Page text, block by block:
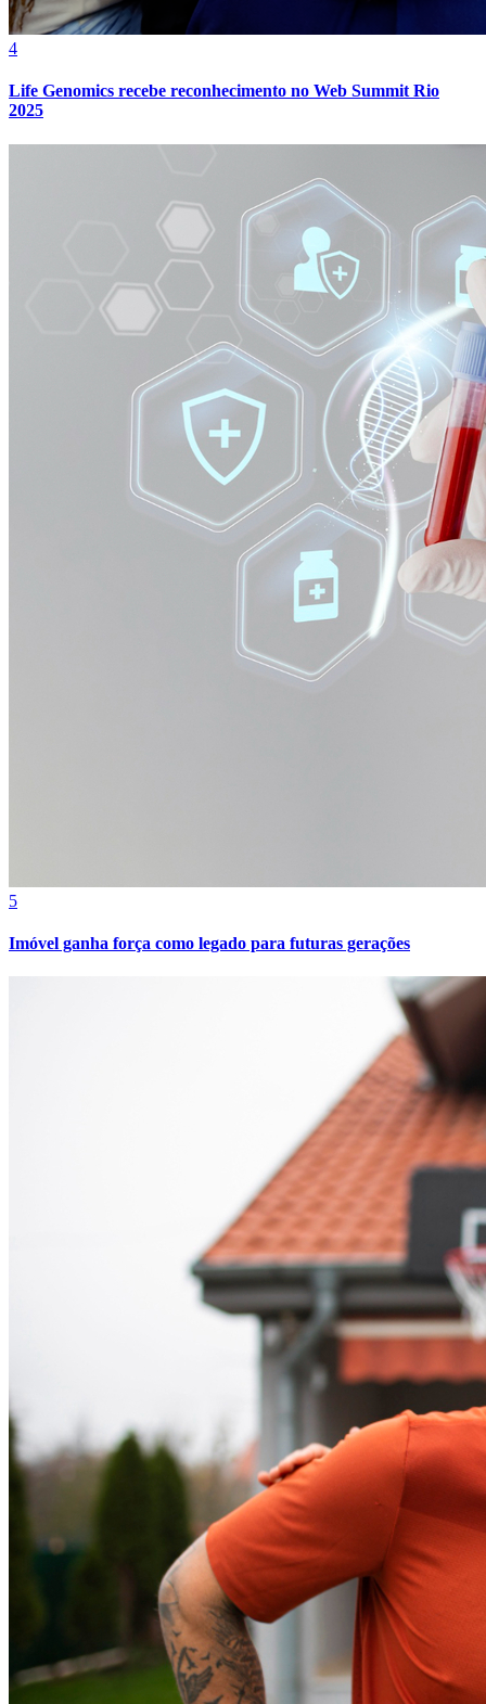
4
Life Genomics recebe reconhecimento no Web Summit Rio
2025
5
Imóvel ganha força como legado para futuras gerações